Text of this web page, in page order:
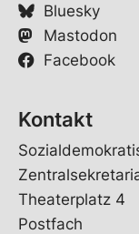
Bluesky
Mastodon
Facebook
Kontakt
Theaterplatz 4
Postfach